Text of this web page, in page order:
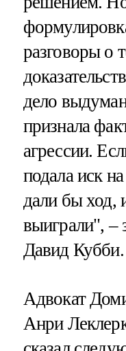
разговоры о
дело
признала
агрессии.
подала иск
дали бы ход,
выиграли", –
Давид Кубби.
Адвокат
Анри